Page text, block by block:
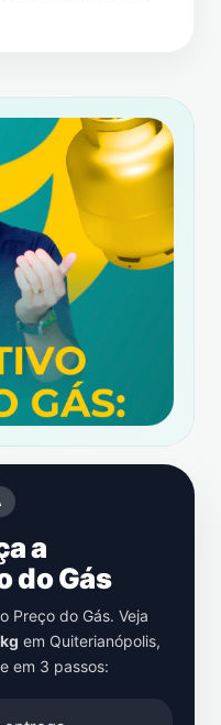
a
do Gás
Preço do Gás. Veja
em Quiterianópolis,
em 3 passos: